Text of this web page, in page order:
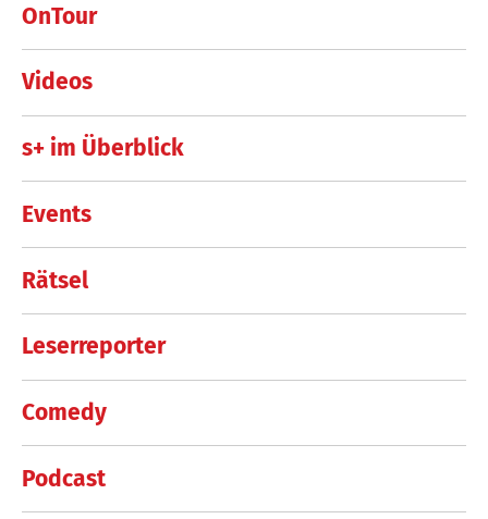
OnTour
Videos
s+ im Überblick
Events
Rätsel
Leserreporter
Comedy
Podcast